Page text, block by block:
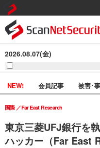
2026.08.07(金)
NEW! 会員記事 被害･
東京三菱UFJ銀行を
ハッカー（Far East
国際 Far East Research